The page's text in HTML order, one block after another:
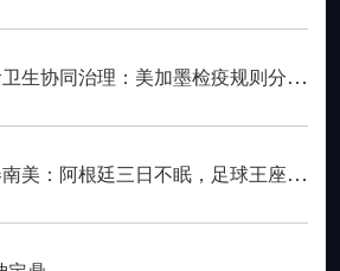
跨域冷链餐食卫生协同治理：美加墨检疫规则分歧与制度融合策略
蓝白风暴席卷南美：阿根廷三日不眠，足球王座再耀大陆